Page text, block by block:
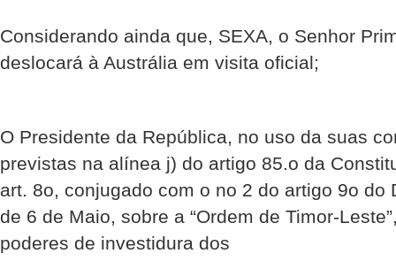
Considerando ainda que, SEXA, o Senhor
deslocará à Austrália em visita oficial;
O Presidente da República, no uso da suas
previstas na alínea j) do artigo 85.o da
art. 8o, conjugado com o no 2 do artigo 9o do
de 6 de Maio, sobre a “Ordem de Timor-
poderes de investidura dos